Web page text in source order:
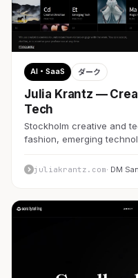
AI・SaaS ダーク
Julia Krantz —
Tech
Stockholm creative and
fashion, emerging
juliakrantz.com· DM